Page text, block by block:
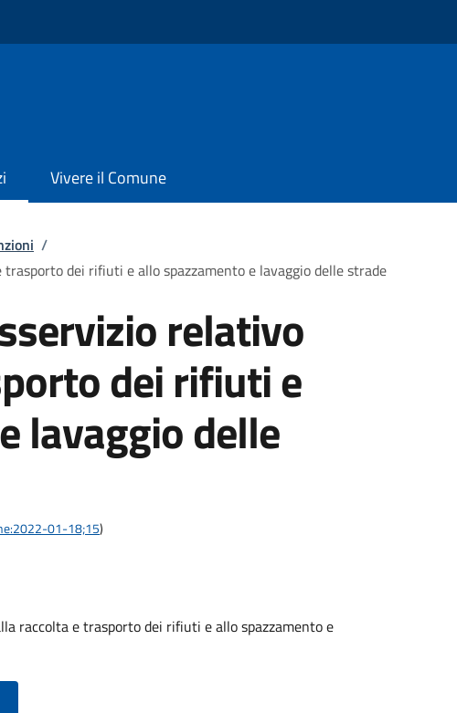
Vivere il Comune
/
dei rifiuti e allo spazzamento e lavaggio delle strade
relativo
dei rifiuti e
lavaggio delle
01-18;15)
raccolta e trasporto dei rifiuti e allo spazzamento e